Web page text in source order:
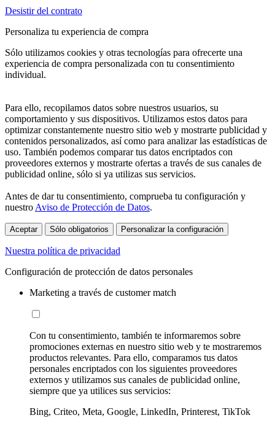
Desistir del contrato
Personaliza tu experiencia de compra
Sólo utilizamos cookies y otras tecnologías para ofrecerte una
experiencia de compra personalizada con tu consentimiento
individual.
Para ello, recopilamos datos sobre nuestros usuarios, su
comportamiento y sus dispositivos. Utilizamos estos datos para
optimizar constantemente nuestro sitio web y mostrarte publicidad y
contenidos personalizados, así como para analizar las estadísticas de
uso. También podemos comparar tus datos encriptados con
proveedores externos y mostrarte ofertas a través de sus canales de
publicidad online, sólo si ya utilizas sus servicios.
Antes de dar tu consentimiento, comprueba tu configuración y
nuestro Aviso de Protección de Datos.
Aceptar Sólo obligatorios Personalizar la configuración
Nuestra política de privacidad
Configuración de protección de datos personales
Marketing a través de customer match
Con tu consentimiento, también te informaremos sobre
promociones externas en nuestro sitio web y te mostraremos
productos relevantes. Para ello, comparamos tus datos
personales encriptados con los siguientes proveedores
externos y utilizamos sus canales de publicidad online,
siempre que ya utilices sus servicios:
Bing, Criteo, Meta, Google, LinkedIn, Printerest, TikTok